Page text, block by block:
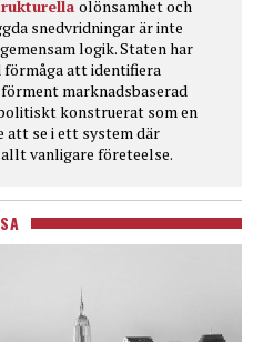
olönsamhet och
snedvridningar är inte
logik. Staten har
att identifiera
marknadsbaserad
konstruerat som en
att se i ett system där
vanligare företeelse.